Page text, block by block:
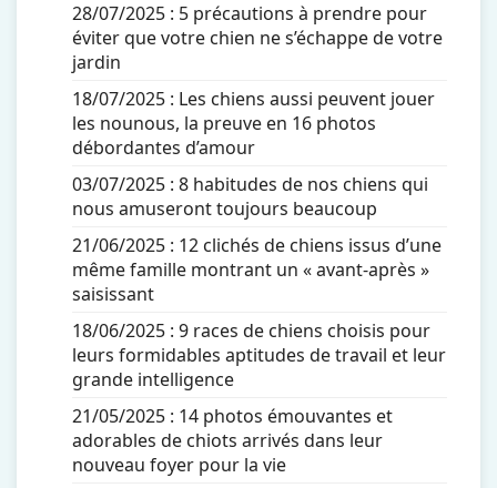
28/07/2025 : 5 précautions à prendre pour
éviter que votre chien ne s’échappe de votre
jardin
18/07/2025 : Les chiens aussi peuvent jouer
les nounous, la preuve en 16 photos
débordantes d’amour
03/07/2025 : 8 habitudes de nos chiens qui
nous amuseront toujours beaucoup
21/06/2025 : 12 clichés de chiens issus d’une
même famille montrant un « avant-après »
saisissant
18/06/2025 : 9 races de chiens choisis pour
leurs formidables aptitudes de travail et leur
grande intelligence
21/05/2025 : 14 photos émouvantes et
adorables de chiots arrivés dans leur
nouveau foyer pour la vie